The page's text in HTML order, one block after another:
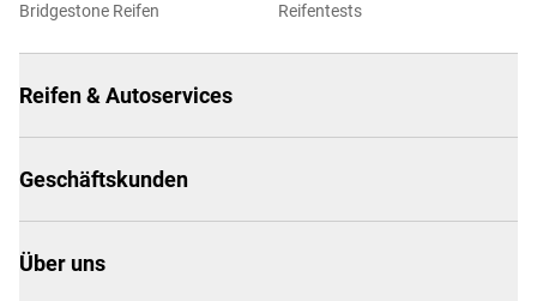
Bridgestone Reifen Reifentests
Reifen & Autoservices
Geschäftskunden
Über uns